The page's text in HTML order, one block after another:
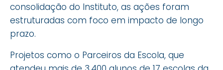
consolidação do Instituto, as ações foram
estruturadas com foco em impacto de longo
prazo.
Projetos como o Parceiros da Escola, que